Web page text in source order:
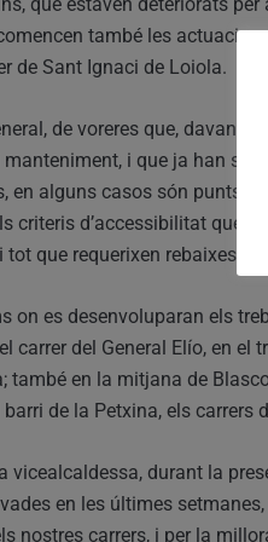
també les
de Sant Ignaci de Loiola.
de voreres que, davant
i que ja han
en alguns casos són punts
criteris d’accessibilitat que
que requerixen rebaixes en
on es desenvoluparan els
carrer del General Elío, en
també en la mitjana de
barri de la Petxina, els
vicealcaldessa, durant la
en les últimes
nostres carrers, i per la